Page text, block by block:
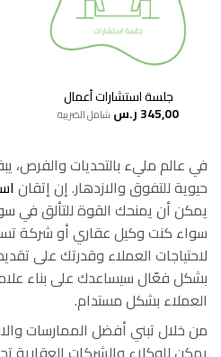
جلسة استشارات أعمال
345,00ر.س شامل الضريبة
في عالم مليء بالتحديات والفرص،
حيوية للتفوق والازدهار. إن إتقان
يمكن أن يمنحك القوة للتألق في
سواء كنت وكيل عقاري أو شركة
لاحتياجات العملاء وقدرتك على
بشكل فعّال سيساعدك على بناء
العملاء بشكل مستدام.
من خلال تبني أفضل الممارسات